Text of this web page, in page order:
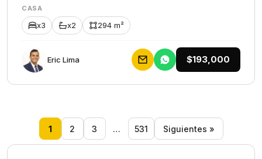
CASA
x3 x2 294 m²
Eric Lima $193,000
1 2 3 … 531 Siguientes »